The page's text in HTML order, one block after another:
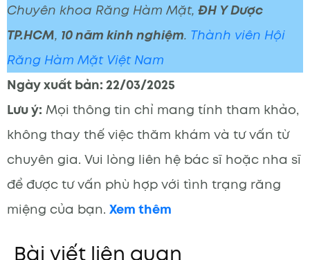
Chuyên khoa Răng Hàm Mặt, ĐH Y Dược
TP.HCM, 10 năm kinh nghiệm. Thành viên Hội
Răng Hàm Mặt Việt Nam
Ngày xuất bản: 22/03/2025
Lưu ý: Mọi thông tin chỉ mang tính tham khảo,
không thay thế việc thăm khám và tư vấn từ
chuyên gia. Vui lòng liên hệ bác sĩ hoặc nha sĩ
để được tư vấn phù hợp với tình trạng răng
miệng của bạn. Xem thêm
Bài viết liên quan